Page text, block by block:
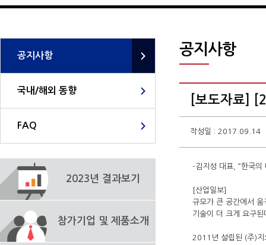
공지사항
국내/해외 동향
FAQ
2023년 결과보기
참가기업 및 제품소개
공지사항
[보도자료]
작성일 : 2017.09.14
-김지성 대표, “한국의
[산업일보]
규모가 큰 공간에서
기술이 더 크게 요구된
2011년 설립된 (주)지